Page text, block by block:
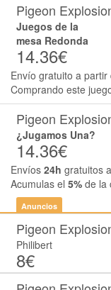
Pigeon
Juegos de la
mesa Redonda
14.36€
Envío gratuito a partir
Comprando este
Pigeon
¿Jugamos Una?
14.36€
Envíos 24h gratuitos
Acumulas el 5% de la
Anuncios
Pigeon
Philibert
8€